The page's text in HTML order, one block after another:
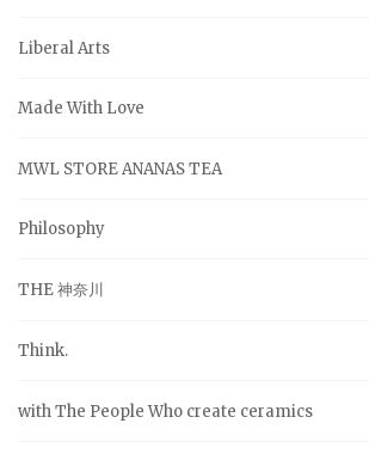
Liberal Arts
Made With Love
MWL STORE ANANAS TEA
Philosophy
THE 神奈川
Think.
with The People Who create ceramics